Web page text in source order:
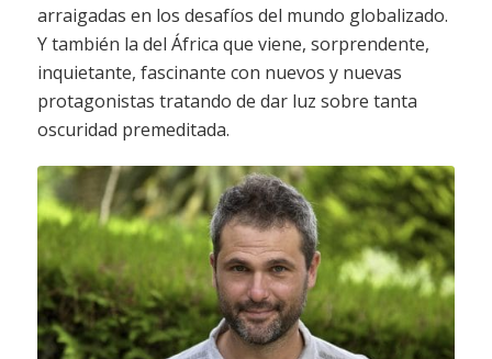
arraigadas en los desafíos del mundo globalizado.
Y también la del África que viene, sorprendente,
inquietante, fascinante con nuevos y nuevas
protagonistas tratando de dar luz sobre tanta
oscuridad premeditada.